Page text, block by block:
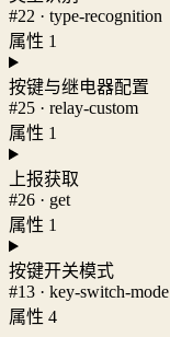
#22 · type-recognition
属性 1
按键与继电器配置
#25 · relay-custom
属性 1
上报获取
#26 · get
属性 1
按键开关模式
#13 · key-switch-mode
属性 4